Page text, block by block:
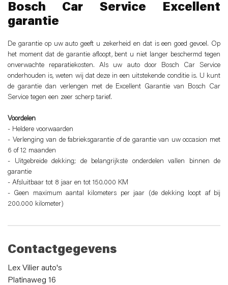
Bosch Car Service Excellent
garantie
De garantie op uw auto geeft u zekerheid en dat is een goed gevoel. Op
het moment dat de garantie afloopt, bent u niet langer beschermd tegen
onverwachte reparatiekosten. Als uw auto door Bosch Car Service
onderhouden is, weten wij dat deze in een uitstekende conditie is. U kunt
de garantie dan verlengen met de Excellent Garantie van Bosch Car
Service tegen een zeer scherp tarief.
Voordelen
‐ Heldere voorwaarden
‐ Verlenging van de fabrieksgarantie of de garantie van uw occasion met
6 of 12 maanden
‐ Uitgebreide dekking; de belangrijkste onderdelen vallen binnen de
garantie
‐ Afsluitbaar tot 8 jaar en tot 150.000 KM
‐ Geen maximum aantal kilometers per jaar (de dekking loopt af bij
200.000 kilometer)
Contactgegevens
Lex Vilier auto's
Platinaweg 16